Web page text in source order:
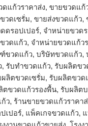
ดแก้วราคาส่ง, ขายขวดแก้
วดเซรั่ม, ขายส่งขวดแก้ว,
ดรอปเปอร์, จำหน่ายขวด
วดแก้ว, จำหน่ายขวดแก้ว
ขวดแก้ว, บริษัทขวดแก้ว,
รับทำขวดแก้ว, รับผลิตขว
ลิตขวดเซรั่ม, รับผลิตขว
ตขวดแก้วรองพื้น, รับผลิ
ว, ร้านขายขวดแก้วราคา
เปอร์, แพ็คเกจขวดแก้ว,